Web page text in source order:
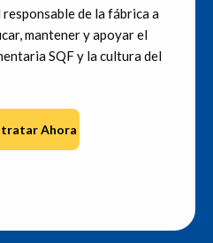
de la fábrica a
mantener y apoyar el
SQF y la cultura del
Ahora